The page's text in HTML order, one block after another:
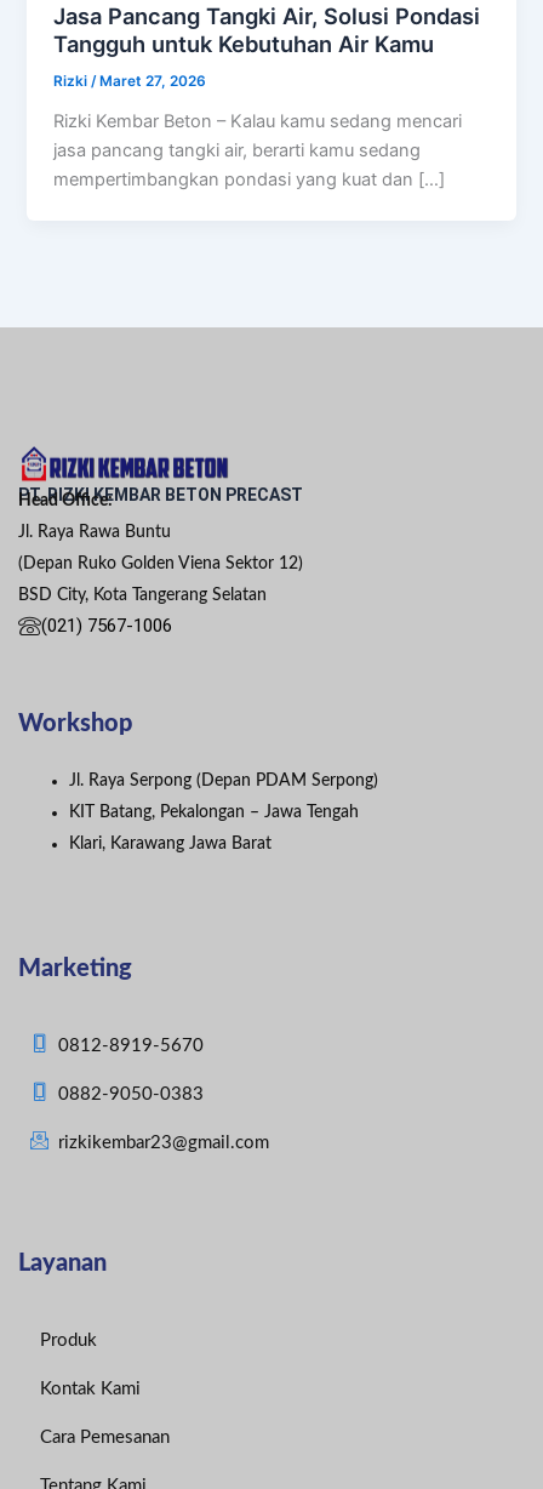
Jasa Pancang Tangki Air, Solusi Pondasi
Tangguh untuk Kebutuhan Air Kamu
Rizki/ Maret 27, 2026
Rizki Kembar Beton – Kalau kamu sedang mencari
jasa pancang tangki air, berarti kamu sedang
mempertimbangkan pondasi yang kuat dan […]
PT. RIZKI KEMBAR BETON PRECAST
Head Office:
Jl. Raya Rawa Buntu
(Depan Ruko Golden Viena Sektor 12)
BSD City, Kota Tangerang Selatan
(021) 7567-1006
Workshop
Jl. Raya Serpong (Depan PDAM Serpong)
KIT Batang, Pekalongan – Jawa Tengah
Klari, Karawang Jawa Barat
Marketing
0812-8919-5670
0882-9050-0383
rizkikembar23@gmail.com
Layanan
Produk
Kontak Kami
Cara Pemesanan